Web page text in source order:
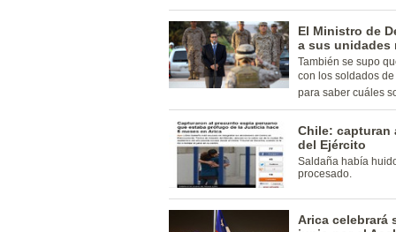
El Ministro de
a sus unidades
También se supo
con los soldados de
para saber cuáles
Chile: capturan
del Ejército
Saldaña había
procesado.
Arica celebrará